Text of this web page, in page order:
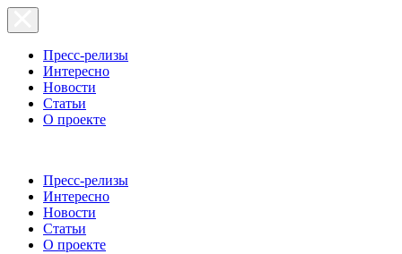
Пресс-релизы
Интересно
Новости
Статьи
О проекте
Пресс-релизы
Интересно
Новости
Статьи
О проекте